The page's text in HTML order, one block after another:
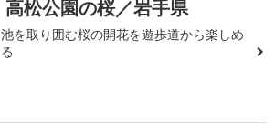
高松公園の桜／岩手県
池を取り囲む桜の開花を遊歩道から楽しめ
る